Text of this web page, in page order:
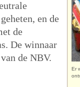
Er
en de
de
De winnaar
de NBV.